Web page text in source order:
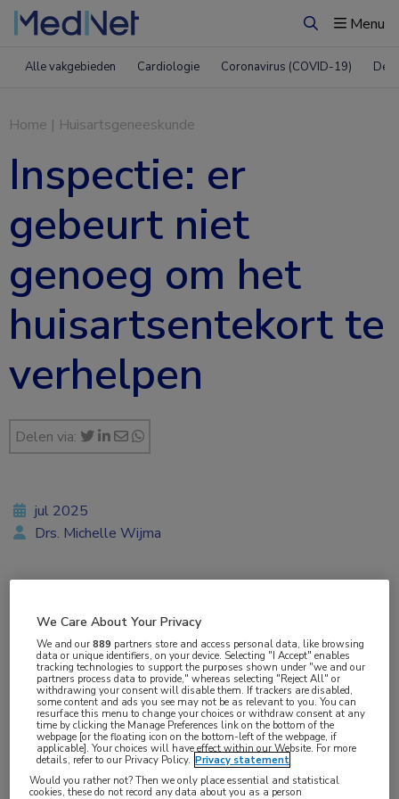
ZoekenMenu
Alle vakgebieden Cardiologie Coronavirus (COVID-19)
Home | Huisartsgeneeskunde
Inspectie: er
gebeurt niet
genoeg om het
huisartsentekort te
verhelpen
Delen via:
In aprilwerd bekenddat 45.000 tot 194.000
mensen in Nederland geen huisarts hebben en
jul 2025
Drs. Michelle Wijma
Huisartsgeneeskunde
We Care About Your Privacy
We and our889 partners store and access personal data, like browsing
data or unique identifiers, on your device. Selecting "I Accept" enables
tracking technologies to support the purposes shown under "we and our
partners process data to provide," whereas selecting "Reject All" or
withdrawing your consent will disable them. If trackers are disabled,
some content and ads you see may not be as relevant to you. You can
resurface this menu to change your choices or withdraw consent at any
time by clicking the Manage Preferences link on the bottom of the
webpage [or the floating icon on the bottom-left of the webpage, if
applicable]. Your choices will have effect within our Website. For more
details, refer to our Privacy Policy. Privacy statement
Would you rather not? Then we only place essential and statistical
cookies, these do not record any data about you as a person